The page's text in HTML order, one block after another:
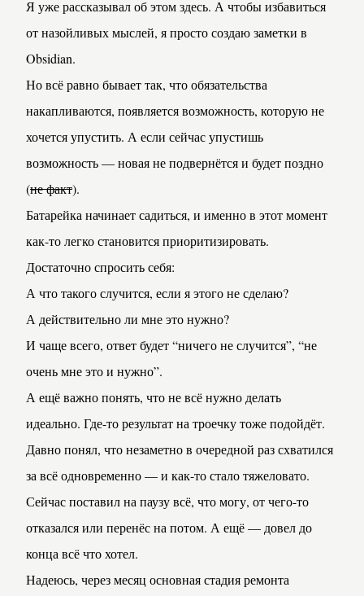
Я уже рассказывал об этом здесь. А чтобы избавиться
от назойливых мыслей, я просто создаю заметки в
Obsidian.
Но всё равно бывает так, что обязательства
накапливаются, появляется возможность, которую не
хочется упустить. А если сейчас упустишь
возможность — новая не подвернётся и будет поздно
(не факт).
Батарейка начинает садиться, и именно в этот момент
как-то легко становится приоритизировать.
Достаточно спросить себя:
А что такого случится, если я этого не сделаю?
А действительно ли мне это нужно?
И чаще всего, ответ будет “ничего не случится”, “не
очень мне это и нужно”.
А ещё важно понять, что не всё нужно делать
идеально. Где-то результат на троечку тоже подойдёт.
Давно понял, что незаметно в очередной раз схватился
за всё одновременно — и как-то стало тяжеловато.
Сейчас поставил на паузу всё, что могу, от чего-то
отказался или перенёс на потом. А ещё — довел до
конца всё что хотел.
Надеюсь, через месяц основная стадия ремонта